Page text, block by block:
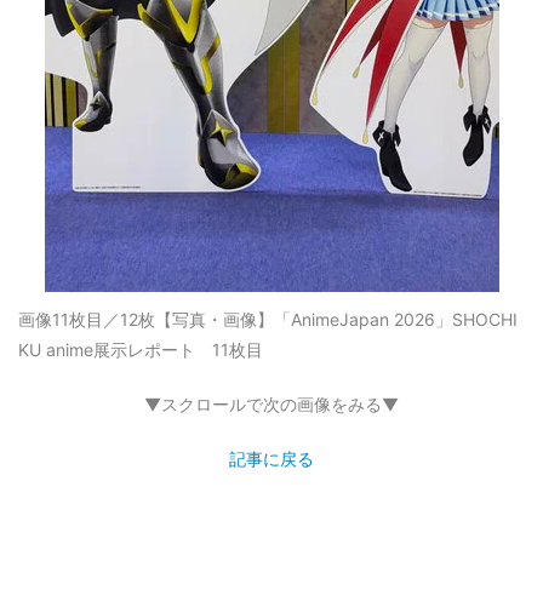
画像11枚目／12枚 【写真・画像】「AnimeJapan 2026」SHOCHI
KU anime展示レポート 11枚目
▼スクロールで次の画像をみる▼
記事に戻る